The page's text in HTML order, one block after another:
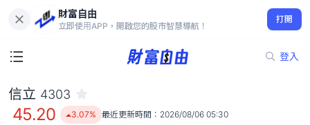
財富自由
立即使用APP，開啟您的股市智慧導航！
打開
登入
45.20
3.07%
信立 4303
45.20 3.07% 最近更新時間： 2026/08/06 05:30